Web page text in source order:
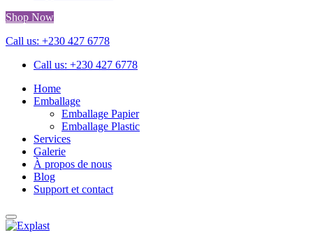
Shop Now
Call us: +230 427 6778
Call us: +230 427 6778
Home
Emballage
Emballage Papier
Emballage Plastic
Services
Galerie
À propos de nous
Blog
Support et contact